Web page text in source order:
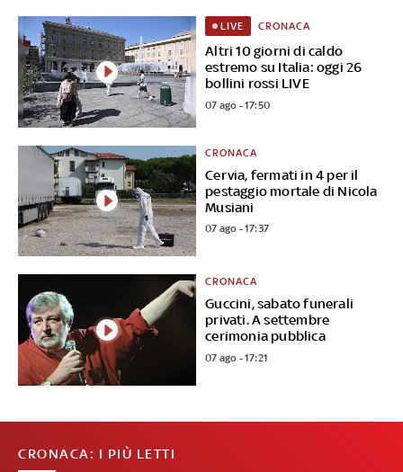
Altri 10 giorni di caldo
estremo su Italia: oggi 26
bollini rossi LIVE
LIVE CRONACA
07 ago - 17:50
Cervia, fermati in 4 per il
pestaggio mortale di Nicola
Musiani
CRONACA
07 ago - 17:37
Guccini, sabato funerali
privati. A settembre
cerimonia pubblica
CRONACA
07 ago - 17:21
CRONACA: I PIÙ LETTI